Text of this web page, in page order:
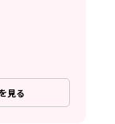
見る